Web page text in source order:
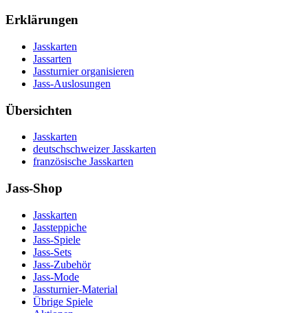
Erklärungen
Jasskarten
Jassarten
Jassturnier organisieren
Jass-Auslosungen
Übersichten
Jasskarten
deutschschweizer Jasskarten
französische Jasskarten
Jass-Shop
Jasskarten
Jassteppiche
Jass-Spiele
Jass-Sets
Jass-Zubehör
Jass-Mode
Jassturnier-Material
Übrige Spiele